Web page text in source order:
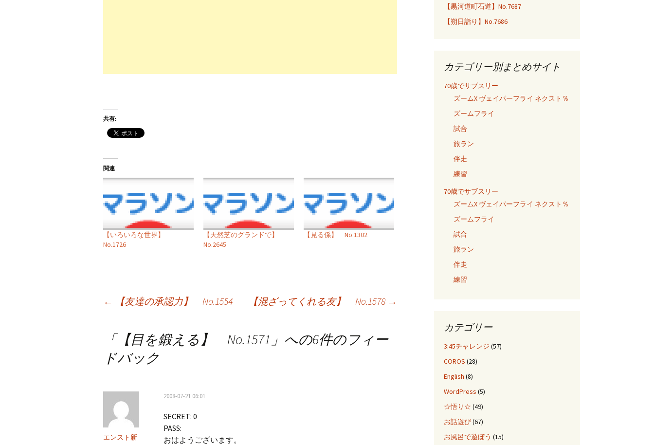
共有:
関連
【いろいろな世界】
No.1726
【天然芝のグランドで】
No.2645
【見る係】 No.1302
← 【友達の承認力】 No.1554 【混ざってくれる友】 No.1578 →
「【目を鍛える】 No.1571 」への6件のフィー
ドバック
エンスト新
2008-07-21 06:01
SECRET: 0
PASS:
おはようございます。
【黒河道町石道】No.7687
【朔日詣り】No.7686
カテゴリー別まとめサイト
70歳でサブスリー
ズームX ヴェイパーフライ ネクスト％
ズームフライ
試合
旅ラン
伴走
練習
70歳でサブスリー
ズームX ヴェイパーフライ ネクスト％
ズームフライ
試合
旅ラン
伴走
練習
カテゴリー
3:45チャレンジ (57)
COROS (28)
English (8)
WordPress (5)
☆悟り☆ (49)
お話遊び(67)
お風呂で遊ぼう (15)